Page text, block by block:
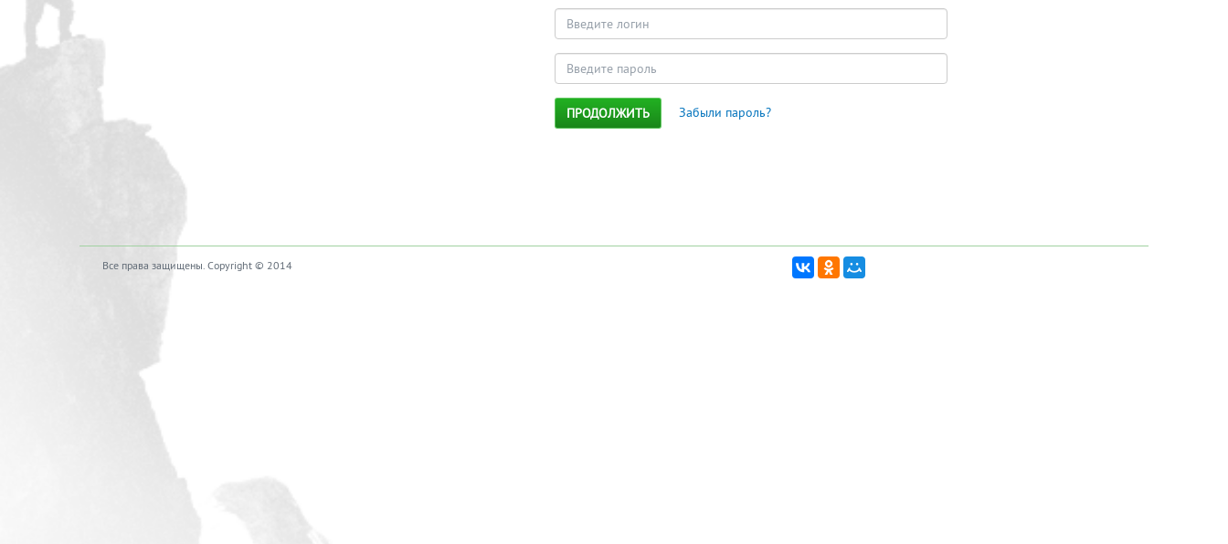
ПРОДОЛЖИТЬ Забыли пароль?
Все права защищены. Copyright © 2014